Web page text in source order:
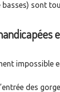
sont
impossible
des